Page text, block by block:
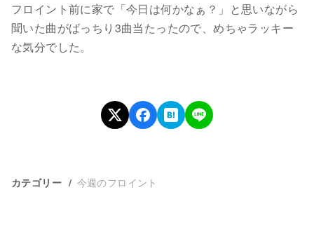
フロイント前に家で「今日は何かなぁ？」と思いながら
聞いた曲がばっちり3曲当たったので、めちゃラッキー
な気分でした。
カテゴリー 今週のフロイント